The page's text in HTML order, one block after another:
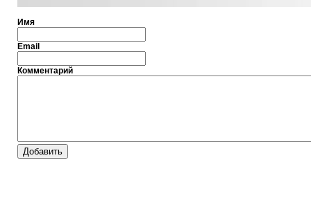
Имя
Email
Комментарий